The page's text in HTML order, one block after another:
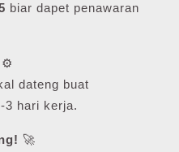
biar dapet penawaran
⚙️
dateng buat
3 hari kerja.
🚀